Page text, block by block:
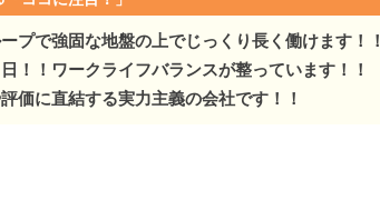
プで強固な地盤の上でじっくり長く働けます！！
！！ワークライフバランスが整っています！！
価に直結する実力主義の会社です！！